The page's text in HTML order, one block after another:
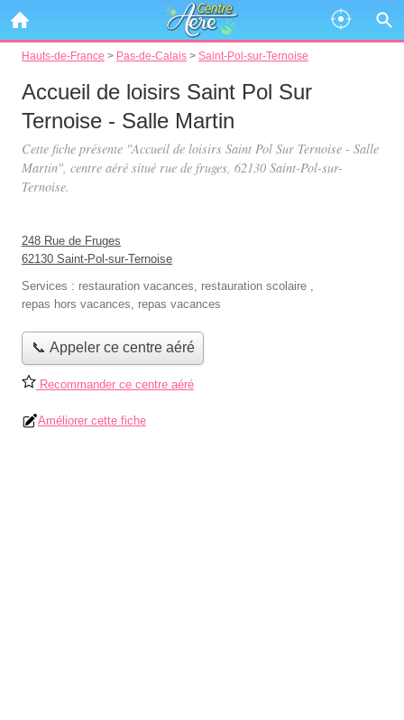
Hauts-de-France > Pas-de-Calais > Saint-Pol-sur-Ternoise
Accueil de loisirs Saint Pol Sur
Ternoise - Salle Martin
Cette fiche présente "Accueil de loisirs Saint Pol Sur Ternoise - Salle
Martin", centre aéré situé rue de fruges, 62130 Saint-Pol-sur-
Ternoise.
248 Rue de Fruges
62130 Saint-Pol-sur-Ternoise
Services : restauration vacances, restauration scolaire ,
repas hors vacances, repas vacances
📞 Appeler ce centre aéré
Recommander ce centre aéré
Améliorer cette fiche